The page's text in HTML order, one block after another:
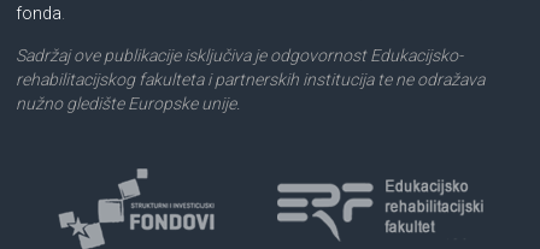
fonda
Sadržaj ove publikacije isključiva je odgovornost Edukacijsko-
rehabilitacijskog fakulteta i partnerskih institucija te ne odražava
nužno gledište Europske unije.